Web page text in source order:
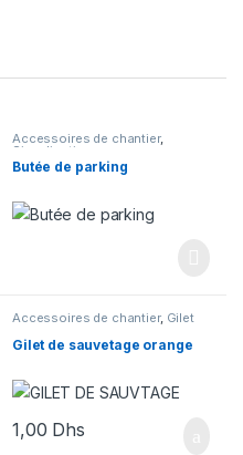
Accessoires de chantier,
Signalisation
Butée de parking
Accessoires de chantier, Gilet
Gilet de sauvetage orange
1,00 Dhs